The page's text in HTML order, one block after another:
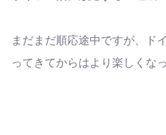
まだまだ順応途中ですが、ド
ってきてからはより楽しくな